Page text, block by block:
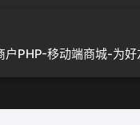
户PHP-移动端商城-为